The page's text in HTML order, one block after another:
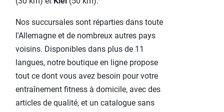
Nos succursales sont réparties dans toute
l'Allemagne et de nombreux autres pays
voisins. Disponibles dans plus de 11
langues, notre boutique en ligne propose
tout ce dont vous avez besoin pour votre
entraînement fitness à domicile, avec des
articles de qualité, et un catalogue sans